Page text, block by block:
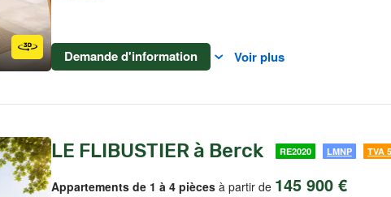
Demande d'information Voir plus
LE FLIBUSTIER à Berck RE2020 LMNP TVA
Appartements de 1 à 4 pièces à partir de 145 900 €